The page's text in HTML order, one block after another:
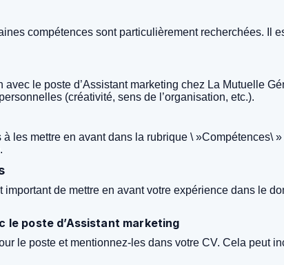
compétences sont particulièrement recherchées. Il
le poste d’Assistant marketing chez La Mutuelle
(créativité, sens de l’organisation, etc.).
les mettre en avant dans la rubrique \ »Compétences\
de mettre en avant votre expérience dans le
le poste d’Assistant marketing
le poste et mentionnez-les dans votre CV. Cela peut